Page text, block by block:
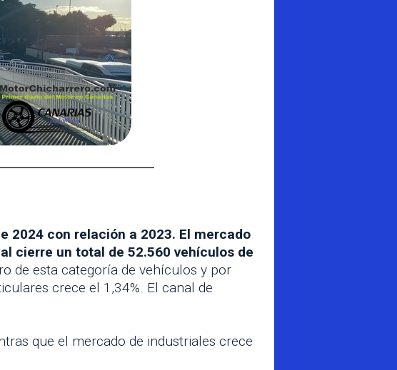
2024 con relación a 2023. El mercado
cierre un total de 52.560 vehículos de
de esta categoría de vehículos y por
crece el 1,34%. El canal de
que el mercado de industriales crece